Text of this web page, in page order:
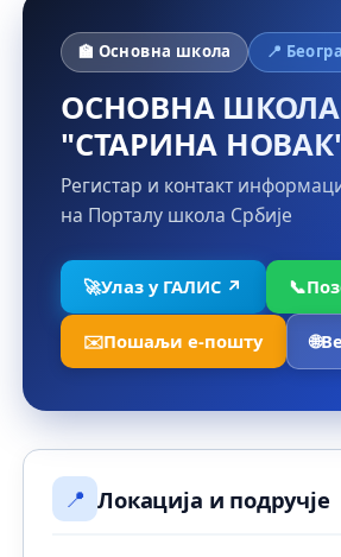
🏫 Основна школа 📍
ОСНОВНА ШКОЛА
"СТАРИНА
Регистар и контакт
на Порталу школа Србије
🚀Улаз у ГАЛИС ↗ 📞
✉️Пошаљи е-пошту 🌐
📍 Локација и подручје